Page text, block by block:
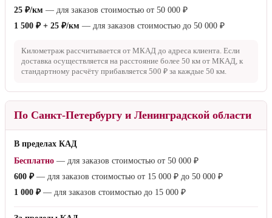
25 ₽/км — для заказов стоимостью от 50 000 ₽
1 500 ₽ + 25 ₽/км — для заказов стоимостью до 50 000 ₽
Километраж рассчитывается от МКАД до адреса клиента. Если
доставка осуществляется на расстояние более 50 км от МКАД, к
стандартному расчёту прибавляется 500 ₽ за каждые 50 км
По Санкт-Петербургу и Ленинградской области
В пределах КАД
Бесплатно — для заказов стоимостью от 50 000 ₽
600 ₽— для заказов стоимостью от 15 000 ₽ до 50 000 ₽
1 000 ₽— для заказов стоимостью до 15 000 ₽